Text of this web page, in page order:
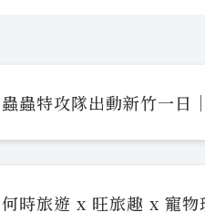
蟲特攻隊出動新竹一
時旅遊 x 旺旅趣 x 寵物